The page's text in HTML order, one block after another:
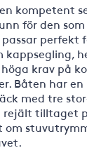
kompetent
för den som
perfekt
kappsegling,
krav på
Båten har
med tre
tilltaget
om